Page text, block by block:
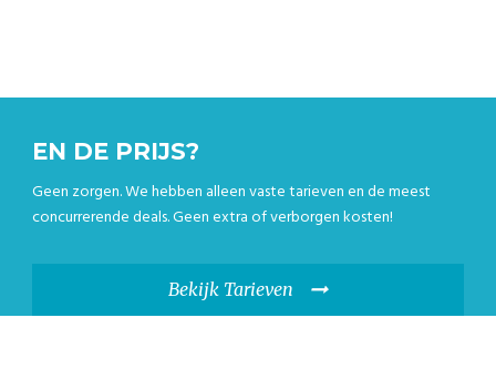
EN DE PRIJS?
Geen zorgen. We hebben alleen vaste tarieven en de meest
concurrerende deals. Geen extra of verborgen kosten!
Bekijk Tarieven